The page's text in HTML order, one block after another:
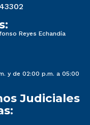
43302
Reyes Echandía
y de 02:00 p.m. a 05:00
Judiciales